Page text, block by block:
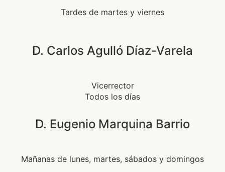
Tardes de martes y viernes
D. Carlos Agulló Díaz-Varela
Vicerrector
Todos los días
D. Eugenio Marquina Barrio
Mañanas de lunes, martes, sábados y domingos